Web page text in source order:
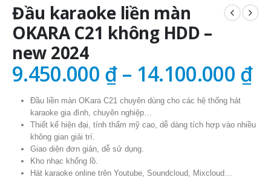
Đầu karaoke liền màn
OKARA C21 không HDD –
new 2024
9.450.000 ₫– 14.100.000 ₫
Đầu liền màn OKara C21 chuyên dùng cho các hệ thống hát
karaoke gia đình, chuyên nghiệp…
Thiết kế hiện đại, tính thẩm mỹ cao, dễ dàng tích hợp vào nhiều
không gian giải trí.
Giao diện đơn giản, dễ sử dụng.
Kho nhạc khổng lồ.
Hát karaoke online trên Youtube, Soundcloud, Mixcloud…